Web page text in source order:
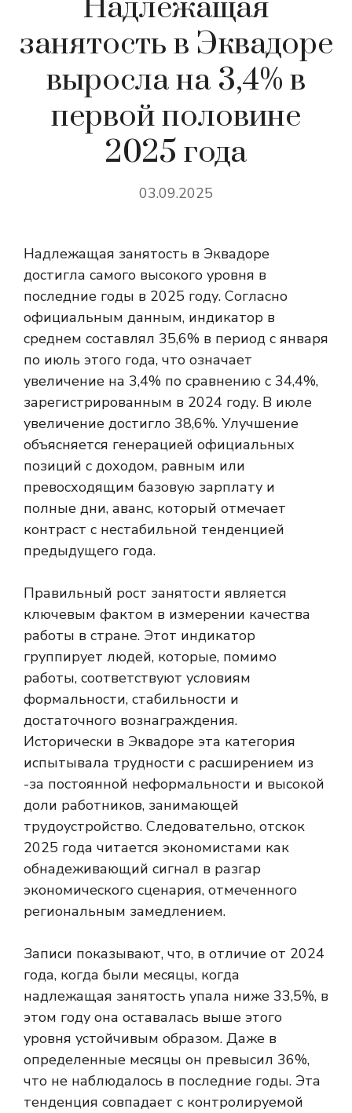
Надлежащая
занятость в Эквадоре
выросла на 3,4% в
первой половине
2025 года
03.09.2025
Надлежащая занятость в Эквадоре
достигла самого высокого уровня в
последние годы в 2025 году. Согласно
официальным данным, индикатор в
среднем составлял 35,6% в период с января
по июль этого года, что означает
увеличение на 3,4% по сравнению с 34,4%,
зарегистрированным в 2024 году. В июле
увеличение достигло 38,6%. Улучшение
объясняется генерацией официальных
позиций с доходом, равным или
превосходящим базовую зарплату и
полные дни, аванс, который отмечает
контраст с нестабильной тенденцией
предыдущего года.
Правильный рост занятости является
ключевым фактом в измерении качества
работы в стране. Этот индикатор
группирует людей, которые, помимо
работы, соответствуют условиям
формальности, стабильности и
достаточного вознаграждения.
Исторически в Эквадоре эта категория
испытывала трудности с расширением из
-за постоянной неформальности и высокой
доли работников, занимающей
трудоустройство. Следовательно, отскок
2025 года читается экономистами как
обнадеживающий сигнал в разгар
экономического сценария, отмеченного
региональным замедлением.
Записи показывают, что, в отличие от 2024
года, когда были месяцы, когда
надлежащая занятость упала ниже 33,5%, в
этом году она оставалась выше этого
уровня устойчивым образом. Даже в
определенные месяцы он превысил 36%,
что не наблюдалось в последние годы. Эта
тенденция совпадает с контролируемой